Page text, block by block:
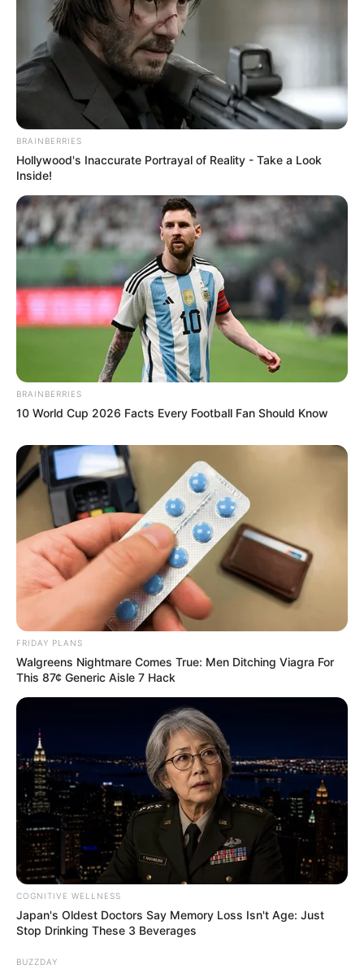
Szerző
More by Szerző
Post
navigation
Previous Article Previous
Takács Péter: Egy szexi
vagyok
Next Article
Megszűnnek a
Megszűnnek az
Ispánok, Főispánok.
BRAINBERRIES
Hollywood's Inaccurate Portrayal of Reality - Take a Look
Inside!
BRAINBERRIES
10 World Cup 2026 Facts Every Football Fan Should Know
FRIDAY PLANS
Walgreens Nightmare Comes True: Men Ditching Viagra For
This 87¢ Generic Aisle 7 Hack
COGNITIVE WELLNESS
Japan's Oldest Doctors Say Memory Loss Isn't Age: Just
Stop Drinking These 3 Beverages
BUZZDAY